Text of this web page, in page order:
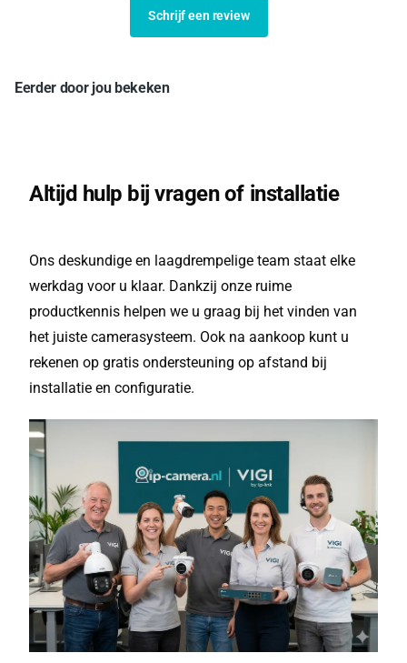
Schrijf een review
Eerder door jou bekeken
Altijd hulp bij vragen of installatie
Ons deskundige en laagdrempelige team staat elke
werkdag voor u klaar. Dankzij onze ruime
productkennis helpen we u graag bij het vinden van
het juiste camerasysteem. Ook na aankoop kunt u
rekenen op gratis ondersteuning op afstand bij
installatie en configuratie.